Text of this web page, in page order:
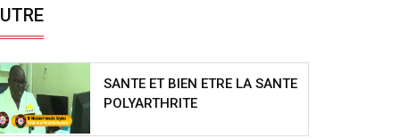
SANTE ET BIEN ETRE LA SANTE
POLYARTHRITE